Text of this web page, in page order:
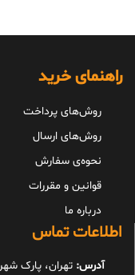
راهنمای خرید
روش‌های پرداخت
روش‌های ارسال
نحوه‌ی سفارش
قوانین و مقررات
درباره ما
اطلاعات تماس
آدرس: تهران، پارک